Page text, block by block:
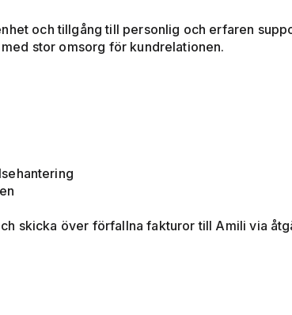
och tillgång till personlig och erfaren
stor omsorg för kundrelationen.
skicka över förfallna fakturor till Amili via